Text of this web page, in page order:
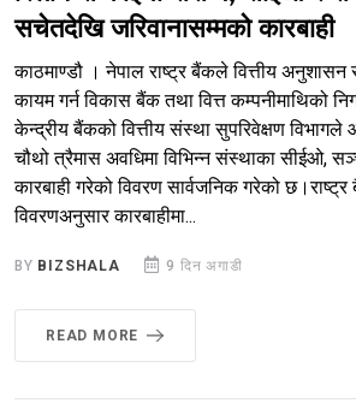
सचेतदेखि जरिवानासम्मको कारबाही
काठमाण्डौ । नेपाल राष्ट्र बैंकले वित्तीय
कायम गर्न विकास बैंक तथा वित्त कम्पनीमाथिको
केन्द्रीय बैंकको वित्तीय संस्था सुपरिवेक्षण
चौथो त्रैमास अवधिमा विभिन्न संस्थाका सीईओ,
कारबाही गरेको विवरण सार्वजनिक गरेको
विवरणअनुसार कारबाहीमा...
BY BIZSHALA 9 दिन अगाडी
READ MORE